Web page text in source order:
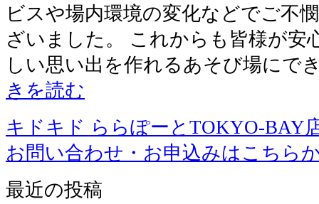
ビスや場内環境の変化などでご不
ざいました。 これからも皆様が安
しい思い出を作れるあそび場にで
きを読む
キドキド ららぽーとTOKYO-BAY
お問い合わせ・お申込みはこちら
最近の投稿